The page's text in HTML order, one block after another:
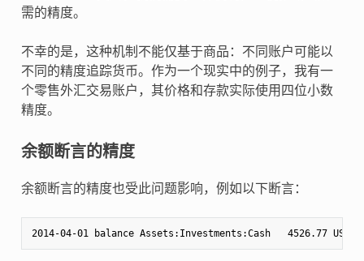
需的精度。
不幸的是，这种机制不能仅基于商品：不同账户可能以
不同的精度追踪货币。作为一个现实中的例子，我有一
个零售外汇交易账户，其价格和存款实际使用四位小数
精度。
余额断言的精度
余额断言的精度也受此问题影响，例如以下断言：